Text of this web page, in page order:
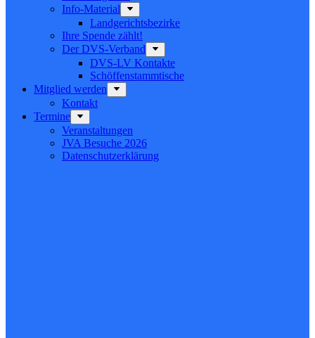
Info-Material
Landgerichtsbezirke
Ihre Spende zählt!
Der DVS-Verband
DVS-LV Kontakte
Schöffenstammtische
Mitglied werden
Kontakt
Termine
Veranstaltungen
JVA Besuche 2026
Datenschutz­erklärung